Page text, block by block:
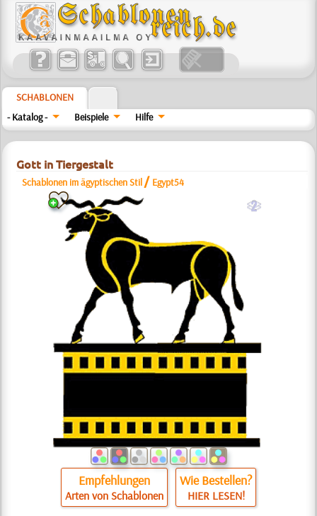
SCHABLONEN
- Katalog -
Beispiele Hilfe
Gott in Tiergestalt
Schablonen im ägyptischen Stil / Egypt54
b
Empfehlungen
Arten von Schablonen
Wie Bestellen?
HIER LESEN!